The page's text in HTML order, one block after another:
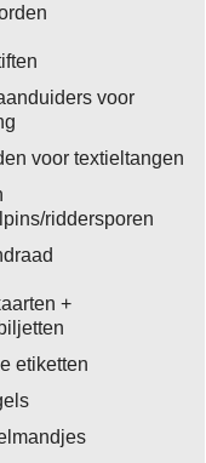
voor
voor textieltangen
riddersporen
+
etiketten